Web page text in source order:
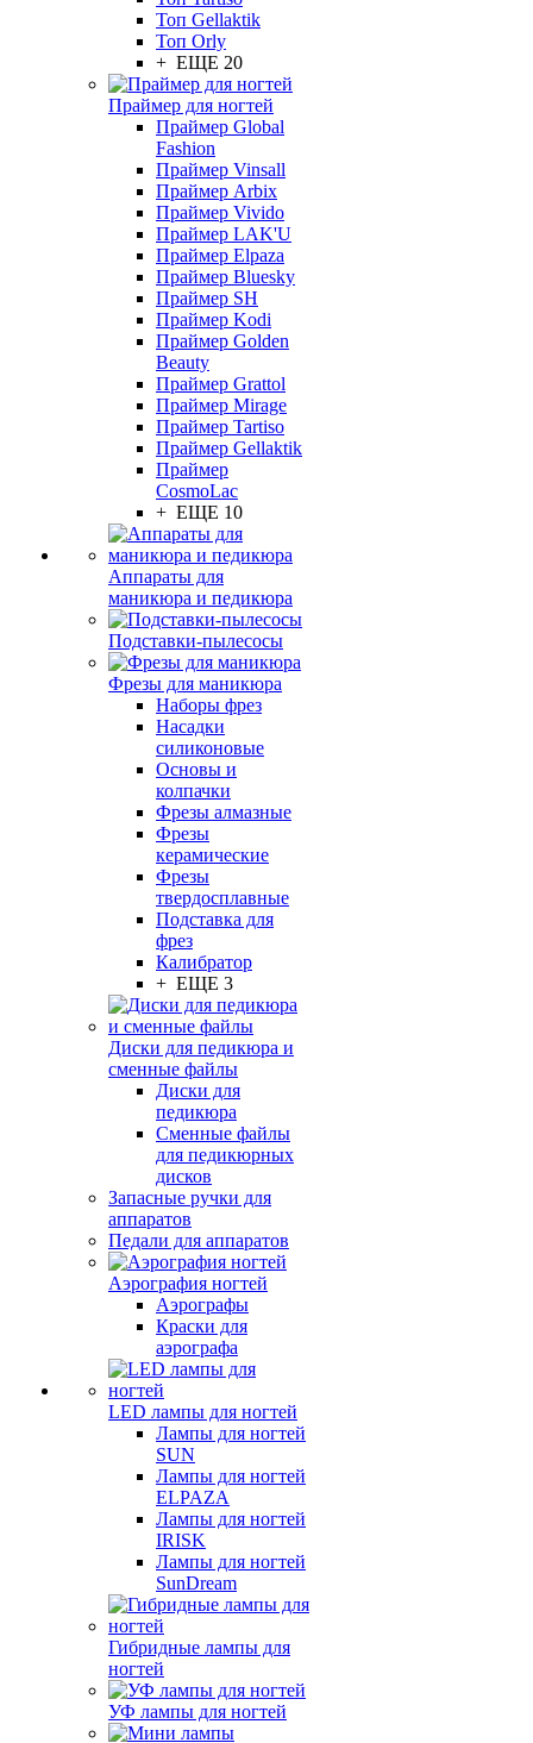
Топ Gellaktik
Топ Orly
+ ЕЩЕ 20
Праймер для ногтей
Праймер Global
Fashion
Праймер Vinsall
Праймер Arbix
Праймер Vivido
Праймер LAK'U
Праймер Elpaza
Праймер Bluesky
Праймер SH
Праймер Kodi
Праймер Golden
Beauty
Праймер Grattol
Праймер Mirage
Праймер Tartiso
Праймер Gellaktik
Праймер
CosmoLac
+ ЕЩЕ 10
Аппараты для
маникюра и педикюра
Подставки-пылесосы
Фрезы для маникюра
Наборы фрез
Насадки
силиконовые
Основы и
колпачки
Фрезы алмазные
Фрезы
керамические
Фрезы
твердосплавные
Подставка для
фрез
Калибратор
+ ЕЩЕ 3
Диски для педикюра и
сменные файлы
Диски для
педикюра
Сменные файлы
для педикюрных
дисков
Запасные ручки для
аппаратов
Педали для аппаратов
Аэрография ногтей
Аэрографы
Краски для
аэрографа
LED лампы для ногтей
Лампы для ногтей
SUN
Лампы для ногтей
ELPAZA
Лампы для ногтей
IRISK
Лампы для ногтей
SunDream
Гибридные лампы для
ногтей
УФ лампы для ногтей